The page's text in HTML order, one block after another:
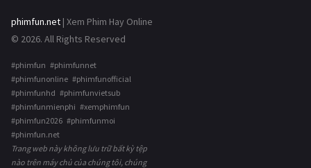
phimfun.net | Xem Phim Hay Online
© 2026. All Rights Reserved
#phimfun #phimfunnet
#phimfunonline #phimfunofficial
#phimfunhd #phimfunvietsub
#phimfunmienphi #xemphimfun
#phimfun2026 #phimfunmoi
#phimfun.net
Trang web này không lưu trữ bất kỳ tệp
nào trên máy chủ của chúng tôi, chúng